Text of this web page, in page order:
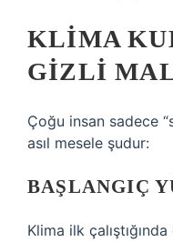
KLIMA
GIZLI
Çoğu insan sadece
asıl mesele şudur:
BAŞLANGIÇ
Klima ilk